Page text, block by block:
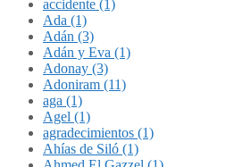
accidente (1)
Ada (1)
Adán (3)
Adán y Eva (1)
Adonay (3)
Adoniram (11)
aga (1)
Agel (1)
agradecimientos (1)
Ahías de Siló (1)